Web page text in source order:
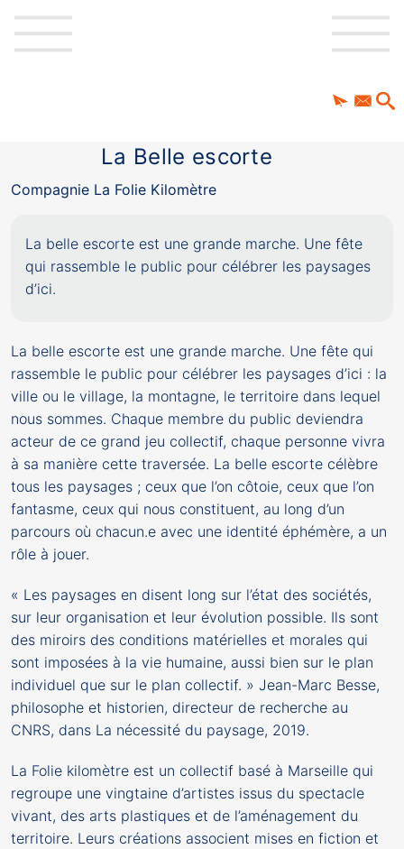
La Belle escorte
Compagnie La Folie Kilomètre
La belle escorte est une grande marche. Une fête
qui rassemble le public pour célébrer les paysages
d’ici.
La belle escorte est une grande marche. Une fête qui
rassemble le public pour célébrer les paysages d’ici : la
ville ou le village, la montagne, le territoire dans lequel
nous sommes. Chaque membre du public deviendra
acteur de ce grand jeu collectif, chaque personne vivra
à sa manière cette traversée. La belle escorte célèbre
tous les paysages ; ceux que l’on côtoie, ceux que l’on
fantasme, ceux qui nous constituent, au long d’un
parcours où chacun.e avec une identité éphémère, a un
rôle à jouer.
« Les paysages en disent long sur l’état des sociétés,
sur leur organisation et leur évolution possible. Ils sont
des miroirs des conditions matérielles et morales qui
sont imposées à la vie humaine, aussi bien sur le plan
individuel que sur le plan collectif. » Jean-Marc Besse,
philosophe et historien, directeur de recherche au
CNRS, dans La nécessité du paysage, 2019.
La Folie kilomètre est un collectif basé à Marseille qui
regroupe une vingtaine d’artistes issus du spectacle
vivant, des arts plastiques et de l’aménagement du
territoire. Leurs créations associent mises en fiction et